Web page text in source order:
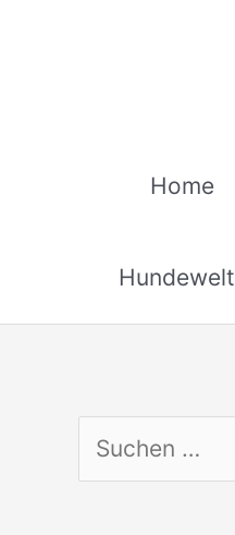
Home
Hundewelt
u